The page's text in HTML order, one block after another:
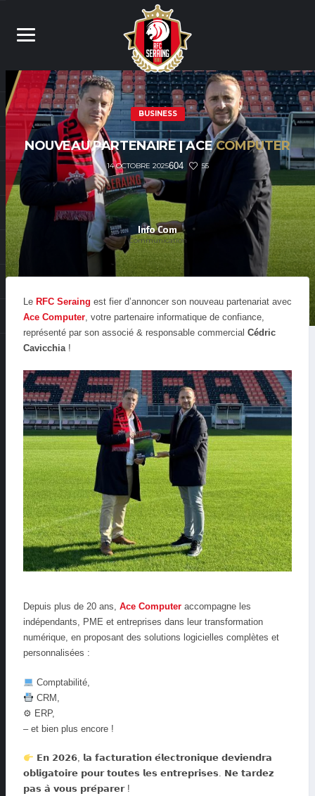
BUSINESS
NOUVEAU PARTENAIRE | ACECOMPUTER
14 OCTOBRE 2025604 55
Info Com
Communication
Le RFC Seraing est fier d’annoncer son nouveau partenariat avec
Ace Computer, votre partenaire informatique de confiance,
représenté par son associé & responsable commercial Cédric
Cavicchia!
Depuis plus de 20 ans, Ace Computer accompagne les
indépendants, PME et entreprises dans leur transformation
numérique, en proposant des solutions logicielles complètes et
personnalisées :
Comptabilité,
CRM,
⚙ ERP,
– et bien plus encore !
𝗘𝗻 𝟮𝟬𝟮𝟲, 𝗹𝗮 𝗳𝗮𝗰𝘁𝘂𝗿𝗮𝘁𝗶𝗼𝗻 𝗲́𝗹𝗲𝗰𝘁𝗿𝗼𝗻𝗶𝗾𝘂𝗲 𝗱𝗲𝘃𝗶𝗲𝗻𝗱𝗿𝗮
𝗼𝗯𝗹𝗶𝗴𝗮𝘁𝗼𝗶𝗿𝗲 𝗽𝗼𝘂𝗿 𝘁𝗼𝘂𝘁𝗲𝘀 𝗹𝗲𝘀 𝗲𝗻𝘁𝗿𝗲𝗽𝗿𝗶𝘀𝗲𝘀. 𝗡𝗲 𝘁𝗮𝗿𝗱𝗲𝘇
𝗽𝗮𝘀 𝗮̀ 𝘃𝗼𝘂𝘀 𝗽𝗿𝗲́𝗽𝗮𝗿𝗲𝗿 !